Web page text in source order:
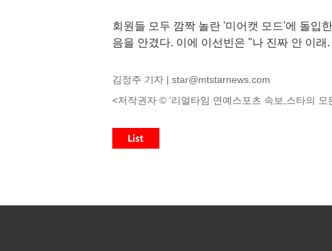
회원들 모두 깜짝 놀란 '미어캣 모드'에 돌입
음을 안겼다. 이에 이선빈은 "나 진짜 안 이
김정주 기자 | star@mtstarnews.com
<저작권자 © ‘리얼타임 연예스포츠 속보,스타의